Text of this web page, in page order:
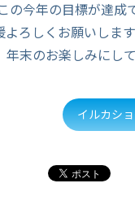
の今年の目標が達
ろしくお願いしま
末のお楽しみにし
イルカシ